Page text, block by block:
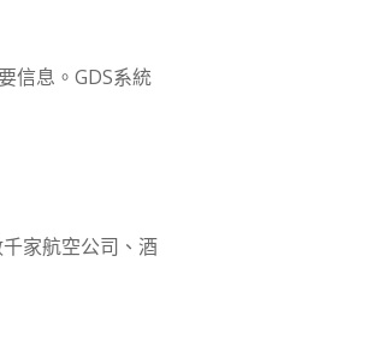
信息。GDS系統
家航空公司、酒